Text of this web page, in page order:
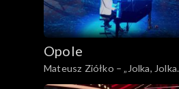
Opole
Mateusz Ziółko – „Jolka, Jolka
pamiętasz”. 62. KFPP: Koncert